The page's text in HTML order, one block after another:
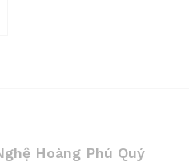
Hoàng Phú Quý